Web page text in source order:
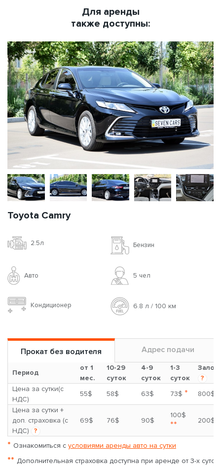
Для аренды
также доступны:
Toyota Camry
2.5л Бензин
Авто 5 чел
Кондиционер 6.8 л / 100 км
Прокат без водителя Адрес подачи
Период
от 1
мес.
10-29
суток
4-9
суток
1-3
суток
Залог
?
Цена за сутки(с
НДС)
55$ 58$ 63$ 73$ *
800$
Цена за сутки +
доп. страховка (с
НДС)
?
69$ 76$ 90$
100$
** 200$
* Ознакомиться с условиями аренды авто на сутки
** Дополнительная страховка доступна при аренде от 3-х суток